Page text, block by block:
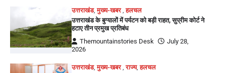
उत्तराखंड,मुख्य-खबर,हलचल
उत्तराखंड के बुग्यालों में पर्यटन को बड़ी राहत, सुप्रीम कोर्ट ने
हटाए तीन प्रमुख प्रतिबंध
Themountainstories Desk
July 28,
2026
उत्तराखंड,मुख्य-खबर,राज्य,हलचल